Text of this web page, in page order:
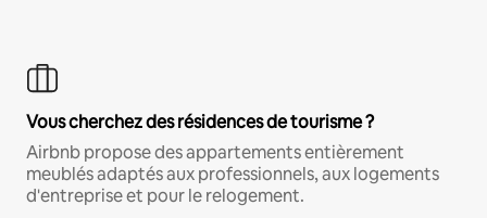
Vous cherchez des résidences de tourisme ?
Airbnb propose des appartements entièrement
meublés adaptés aux professionnels, aux logements
d'entreprise et pour le relogement.